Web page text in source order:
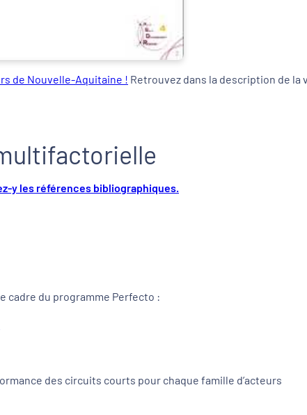
de Nouvelle-Aquitaine ! Retrouvez dans la description de
y les références bibliographiques.
cadre du programme Perfecto :
des circuits courts pour chaque famille d’acteurs